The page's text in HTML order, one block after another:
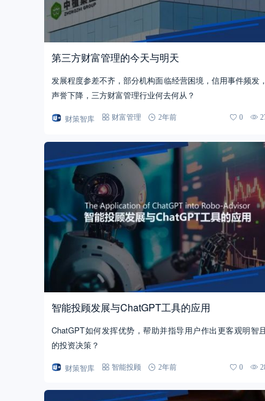
第三方财富管理的今天与明天
发展程度参差不齐，部分机构面临经营困境，信用事件频发
声誉下降，三方财富管理行业何去何从？
财策智库 财富管理 2年前 0
智能投顾发展与ChatGPT工具的应用
ChatGPT如何发挥优势，帮助并指导用户作出更客观明智
的投资决策？
财策智库 智能投顾 2年前 0